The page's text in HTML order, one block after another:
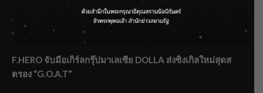
ราชเลขานุการในพระองค์ฯ ติดตามโครงการหุบกะพง–ห้วย
ทรายใต้ เสริมความมั่นคงน้ำเพชรบุรี
F.HERO จับมือเกิร์ลกรุ๊ปมาเลเซีย DOLLA ส่งซิงเกิลใหม่สุดส
ตรอง “G.O.A.T”